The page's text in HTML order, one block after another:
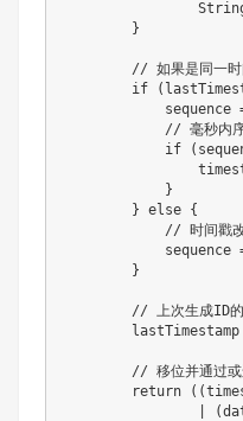
        }
// 如果是同一时
if
sequence
// 毫秒内
if
            }
        } else {
// 时间戳
sequence
        }
// 上次生成ID
lastTimestamp
// 移位并通过
return
|